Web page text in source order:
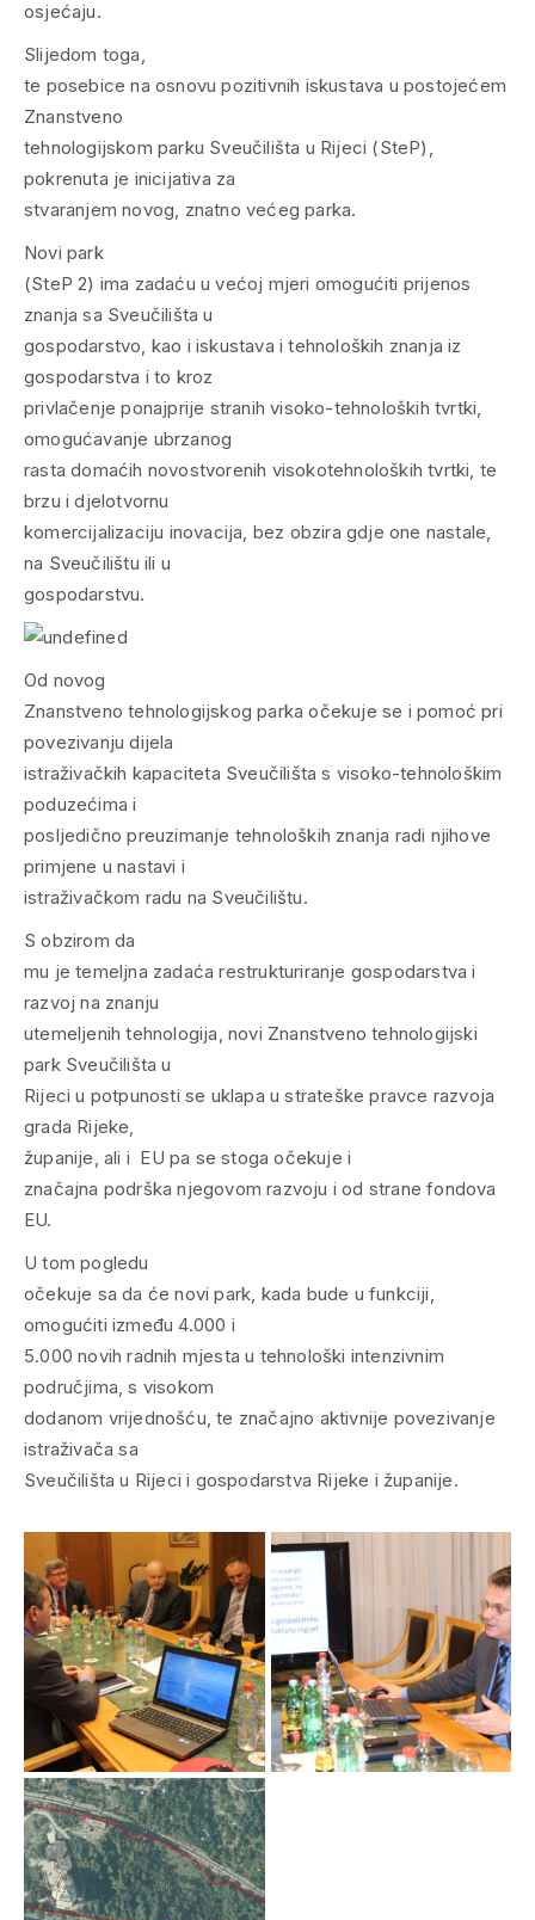
osjećaju.
Slijedom toga,
te posebice na osnovu pozitivnih iskustava u postojećem
Znanstveno
tehnologijskom parku Sveučilišta u Rijeci (SteP),
pokrenuta je inicijativa za
stvaranjem novog, znatno većeg parka.
Novi park
(SteP 2) ima zadaću u većoj mjeri omogućiti prijenos
znanja sa Sveučilišta u
gospodarstvo, kao i iskustava i tehnoloških znanja iz
gospodarstva i to kroz
privlačenje ponajprije stranih visoko-tehnoloških tvrtki,
omogućavanje ubrzanog
rasta domaćih novostvorenih visokotehnoloških tvrtki, te
brzu i djelotvornu
komercijalizaciju inovacija, bez obzira gdje one nastale,
na Sveučilištu ili u
gospodarstvu.
Od novog
Znanstveno tehnologijskog parka očekuje se i pomoć pri
povezivanju dijela
istraživačkih kapaciteta Sveučilišta s visoko-tehnološkim
poduzećima i
posljedično preuzimanje tehnoloških znanja radi njihove
primjene u nastavi i
istraživačkom radu na Sveučilištu.
S obzirom da
mu je temeljna zadaća restrukturiranje gospodarstva i
razvoj na znanju
utemeljenih tehnologija, novi Znanstveno tehnologijski
park Sveučilišta u
Rijeci u potpunosti se uklapa u strateške pravce razvoja
grada Rijeke,
županije, ali i EU pa se stoga očekuje i
značajna podrška njegovom razvoju i od strane fondova
EU.
U tom pogledu
očekuje sa da će novi park, kada bude u funkciji,
omogućiti između 4.000 i
5.000 novih radnih mjesta u tehnološki intenzivnim
područjima, s visokom
dodanom vrijednošću, te značajno aktivnije povezivanje
istraživača sa
Sveučilišta u Rijeci i gospodarstva Rijeke i županije.